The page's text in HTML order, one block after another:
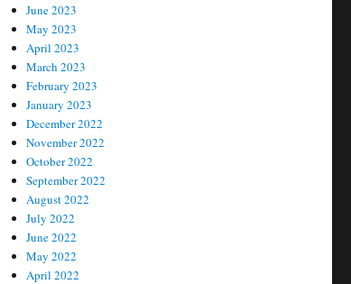
June 2023
May 2023
April 2023
March 2023
February 2023
January 2023
December 2022
November 2022
October 2022
September 2022
August 2022
July 2022
June 2022
May 2022
April 2022